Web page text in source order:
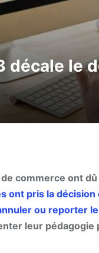
décale le
commerce ont
ont pris la
ou reporter
leur pédagogie